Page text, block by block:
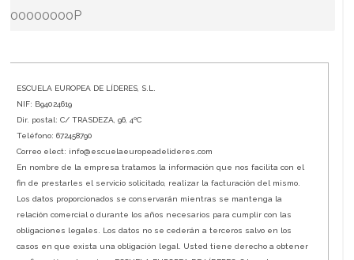
ESCUELA EUROPEA DE LÍDERES, S.L.
NIF: B94024619
Dir. postal: C/ TRASDEZA, 96, 4ºC
Teléfono: 672458790
Correo elect: info@escuelaeuropeadelideres.com
En nombre de la empresa tratamos la información que nos facilita con el
fin de prestarles el servicio solicitado, realizar la facturación del mismo.
Los datos proporcionados se conservarán mientras se mantenga la
relación comercial o durante los años necesarios para cumplir con las
obligaciones legales. Los datos no se cederán a terceros salvo en los
casos en que exista una obligación legal. Usted tiene derecho a obtener